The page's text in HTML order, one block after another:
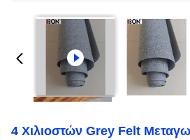
4 Χιλιοστών Grey Felt